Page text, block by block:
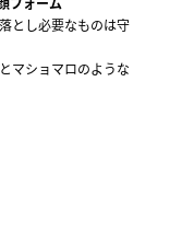
とし必要なものは守
マショマロのような